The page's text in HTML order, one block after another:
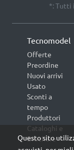
*: Tutti
Tecnomodel
Offerte
Preordine
Nuovi arrivi
Usato
Sconti a
tempo
Produttori
Cataloghi e
Brochure
Questo sito